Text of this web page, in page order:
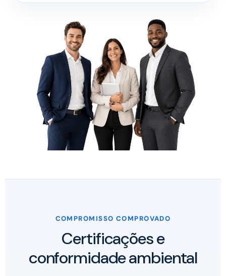
COMPROMISSO COMPROVADO
Certificações e
conformidade ambiental